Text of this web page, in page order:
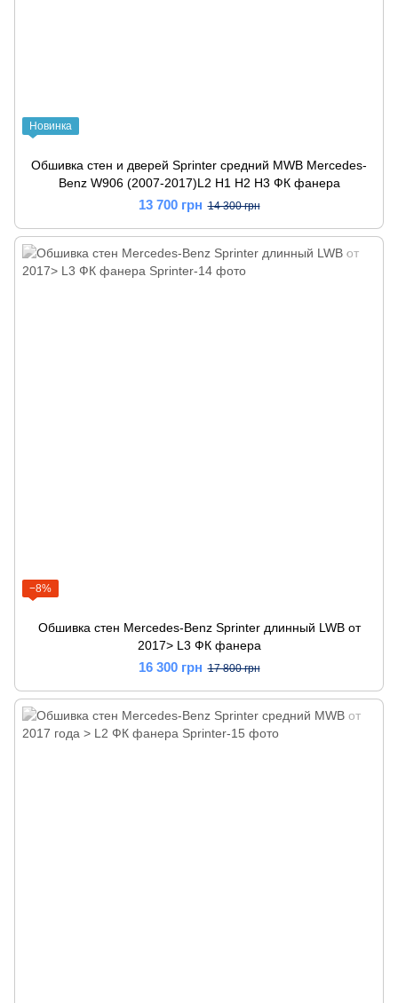
Новинка
Обшивка стен и дверей Sprinter средний MWB Mercedes-
Benz W906 (2007-2017)L2 H1 H2 H3 ФК фанера
13 700 грн 14 300 грн
−8%
Обшивка стен Mercedes-Benz Sprinter длинный LWB от
2017> L3 ФК фанера
16 300 грн 17 800 грн